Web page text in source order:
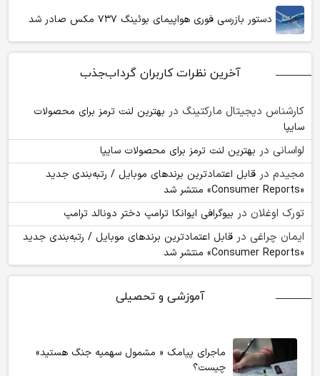
دستور بازرسی فوری هواپیمای بوئینگ ۷۳۷ مکس صادر شد
آخرین نظرات کاربران گرداب‌جذب
کارشناس دیجیتال مارکتینگ در بهترین لنت ترمز برای محصولات
سایپا
لواسانی در بهترین لنت ترمز برای محصولات سایپا
مجیدم در قابل اعتمادترین برندهای موبایل / رتبه‌بندی جدید
«Consumer Reports» منتشر شد
تورک اوغلان در بیوگرافی ایوانکا ترامپ دختر دونالد ترامپ
ایمان چراغی در قابل اعتمادترین برندهای موبایل / رتبه‌بندی جدید
«Consumer Reports» منتشر شد
آموزشی و تحصیلی
ماجرای پیامک « مشمول سهمیه جنگ هستید»
چیست؟